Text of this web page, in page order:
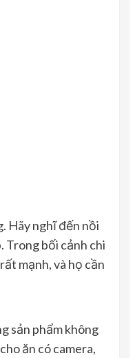
Hãy nghĩ đến nồi
Trong bối cảnh chi
mạnh, và họ cần
sản phẩm không
ăn có camera,